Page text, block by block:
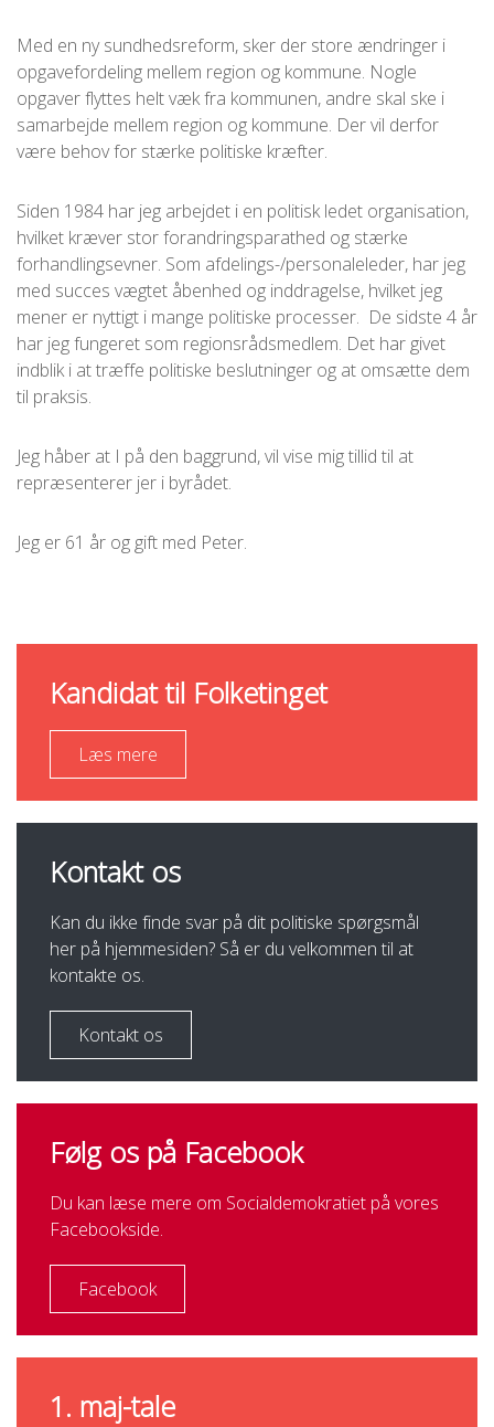
Med en ny sundhedsreform, sker der store ændringer i
opgavefordeling mellem region og kommune. Nogle
opgaver flyttes helt væk fra kommunen, andre skal ske i
samarbejde mellem region og kommune. Der vil derfor
være behov for stærke politiske kræfter.
Siden 1984 har jeg arbejdet i en politisk ledet organisation,
hvilket kræver stor forandringsparathed og stærke
forhandlingsevner. Som afdelings-/personaleleder, har jeg
med succes vægtet åbenhed og inddragelse, hvilket jeg
mener er nyttigt i mange politiske processer. De sidste 4 år
har jeg fungeret som regionsrådsmedlem. Det har givet
indblik i at træffe politiske beslutninger og at omsætte dem
til praksis.
Jeg håber at I på den baggrund, vil vise mig tillid til at
repræsenterer jer i byrådet.
Jeg er 61 år og gift med Peter.
Kandidat til Folketinget
Læs mere
Kontakt os
Kan du ikke finde svar på dit politiske spørgsmål
her på hjemmesiden? Så er du velkommen til at
kontakte os.
Kontakt os
Følg os på Facebook
Du kan læse mere om Socialdemokratiet på vores
Facebookside.
Facebook
1. maj-tale